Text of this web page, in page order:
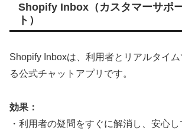
Shopify Inbox（カスタマーサポ
ト）
Shopify Inboxは、利用者とリアルタイ
る公式チャットアプリです。
効果：
・利用者の疑問をすぐに解消し、安心